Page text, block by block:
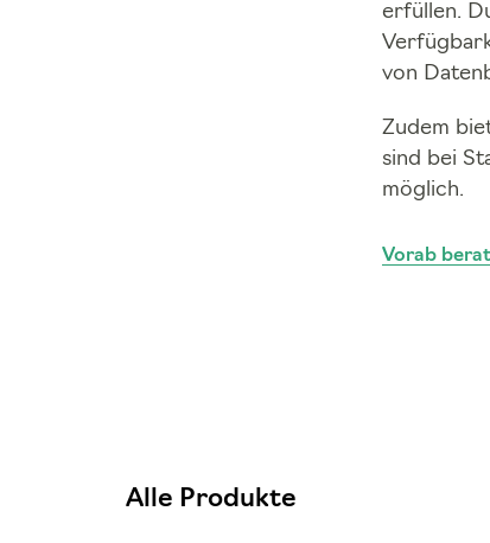
erfüllen.
von
Zudem
sind bei
möglich.
Vorab
Alle Produkte